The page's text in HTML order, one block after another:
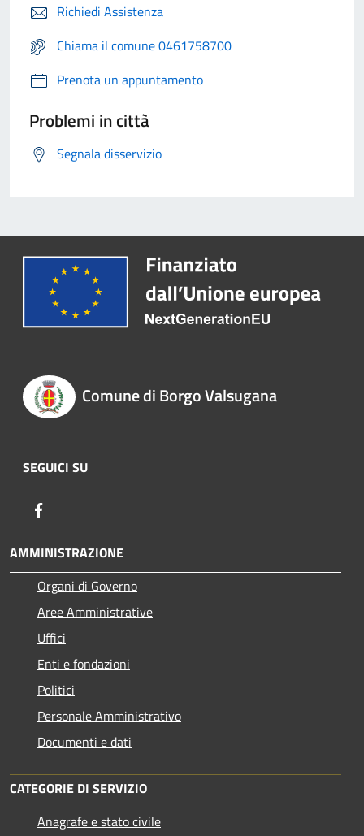
Richiedi Assistenza
Chiama il comune 0461758700
Prenota un appuntamento
Problemi in città
Segnala disservizio
Comune di Borgo Valsugana
SEGUICI SU
AMMINISTRAZIONE
Organi di Governo
Aree Amministrative
Uffici
Enti e fondazioni
Politici
Personale Amministrativo
Documenti e dati
CATEGORIE DI SERVIZIO
Anagrafe e stato civile